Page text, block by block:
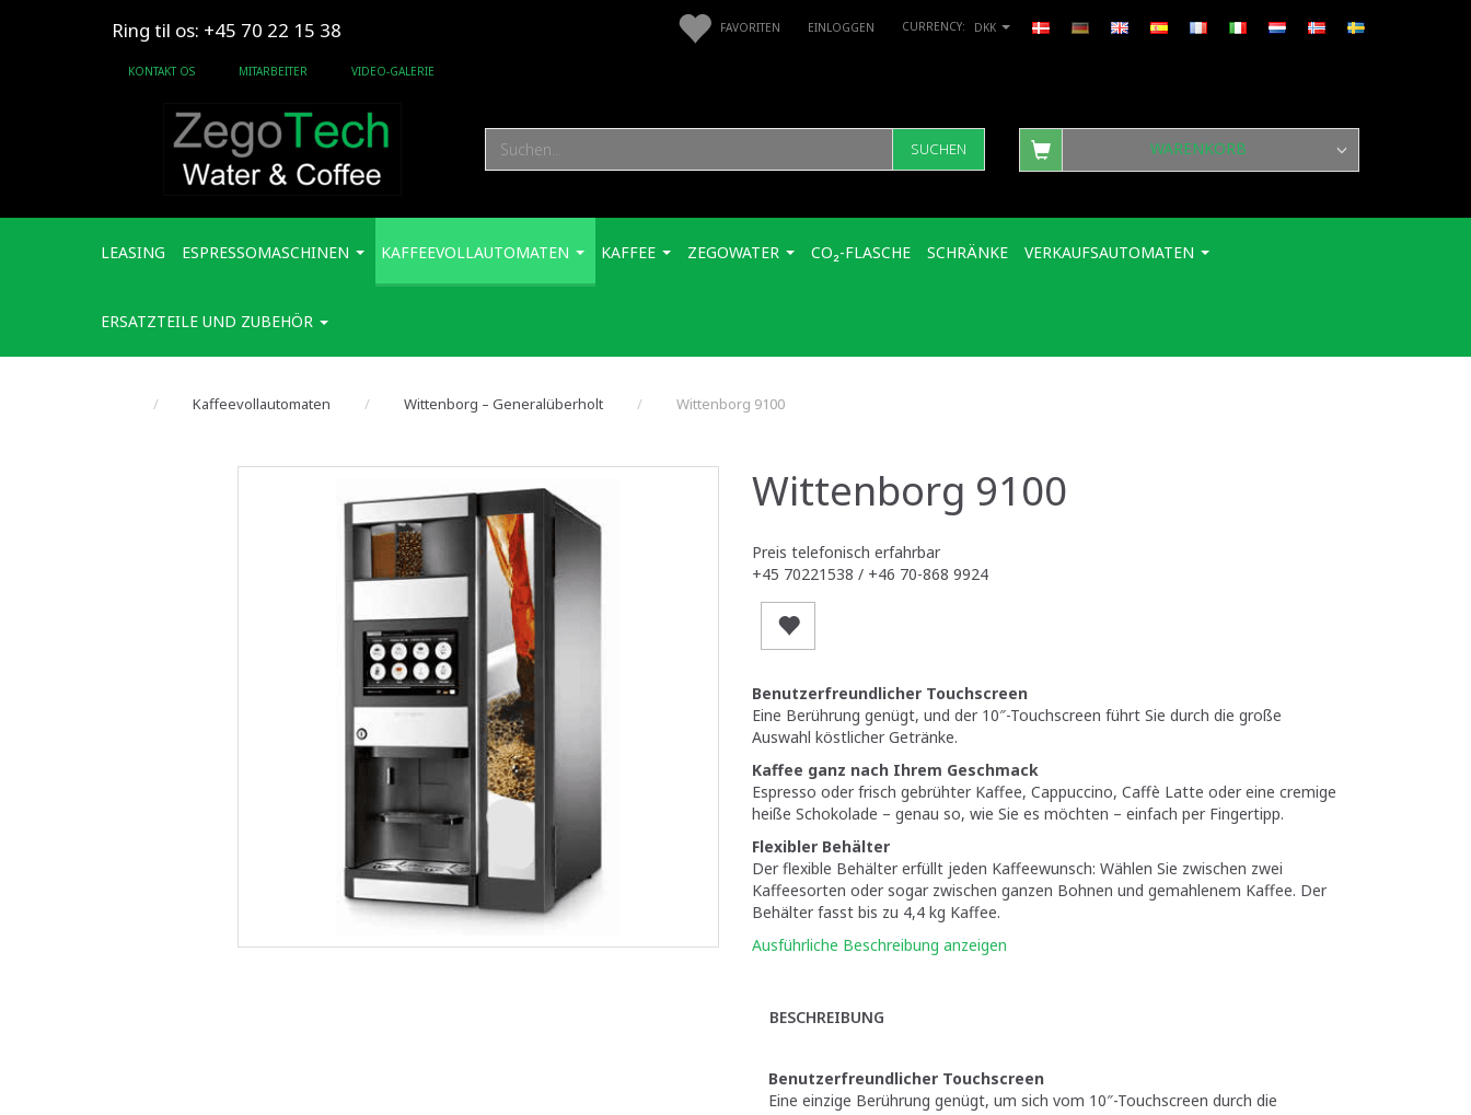
DKK
FAVORITEN EINLOGGEN
Ring til os: +45 70 22 15 38
KONTAKT OS MITARBEITER VIDEO-GALERIE
SUCHEN WARENKORB
LEASING ESPRESSOMASCHINEN KAFFEEVOLLAUTOMATEN KAFFEE ZEGOWATER CO₂-FLASCHE SCHRÄNKE VERKAUFSAUTOMATEN
ERSATZTEILE UND ZUBEHÖR
Kaffeevollautomaten Wittenborg – Generalüberholt Wittenborg 9100
Wittenborg 9100
Preis telefonisch erfahrbar
+45 70221538 / +46 70-868 9924
Benutzerfreundlicher Touchscreen
Eine Berührung genügt, und der 10″-Touchscreen führt Sie durch die große
Auswahl köstlicher Getränke.
Kaffee ganz nach Ihrem Geschmack
Espresso oder frisch gebrühter Kaffee, Cappuccino, Caffè Latte oder eine cremige
heiße Schokolade – genau so, wie Sie es möchten – einfach per Fingertipp.
Flexibler Behälter
Der flexible Behälter erfüllt jeden Kaffeewunsch: Wählen Sie zwischen zwei
Kaffeesorten oder sogar zwischen ganzen Bohnen und gemahlenem Kaffee. Der
Behälter fasst bis zu 4,4 kg Kaffee.
Ausführliche Beschreibung anzeigen
BESCHREIBUNG
Benutzerfreundlicher Touchscreen
Eine einzige Berührung genügt, um sich vom 10″-Touchscreen durch die